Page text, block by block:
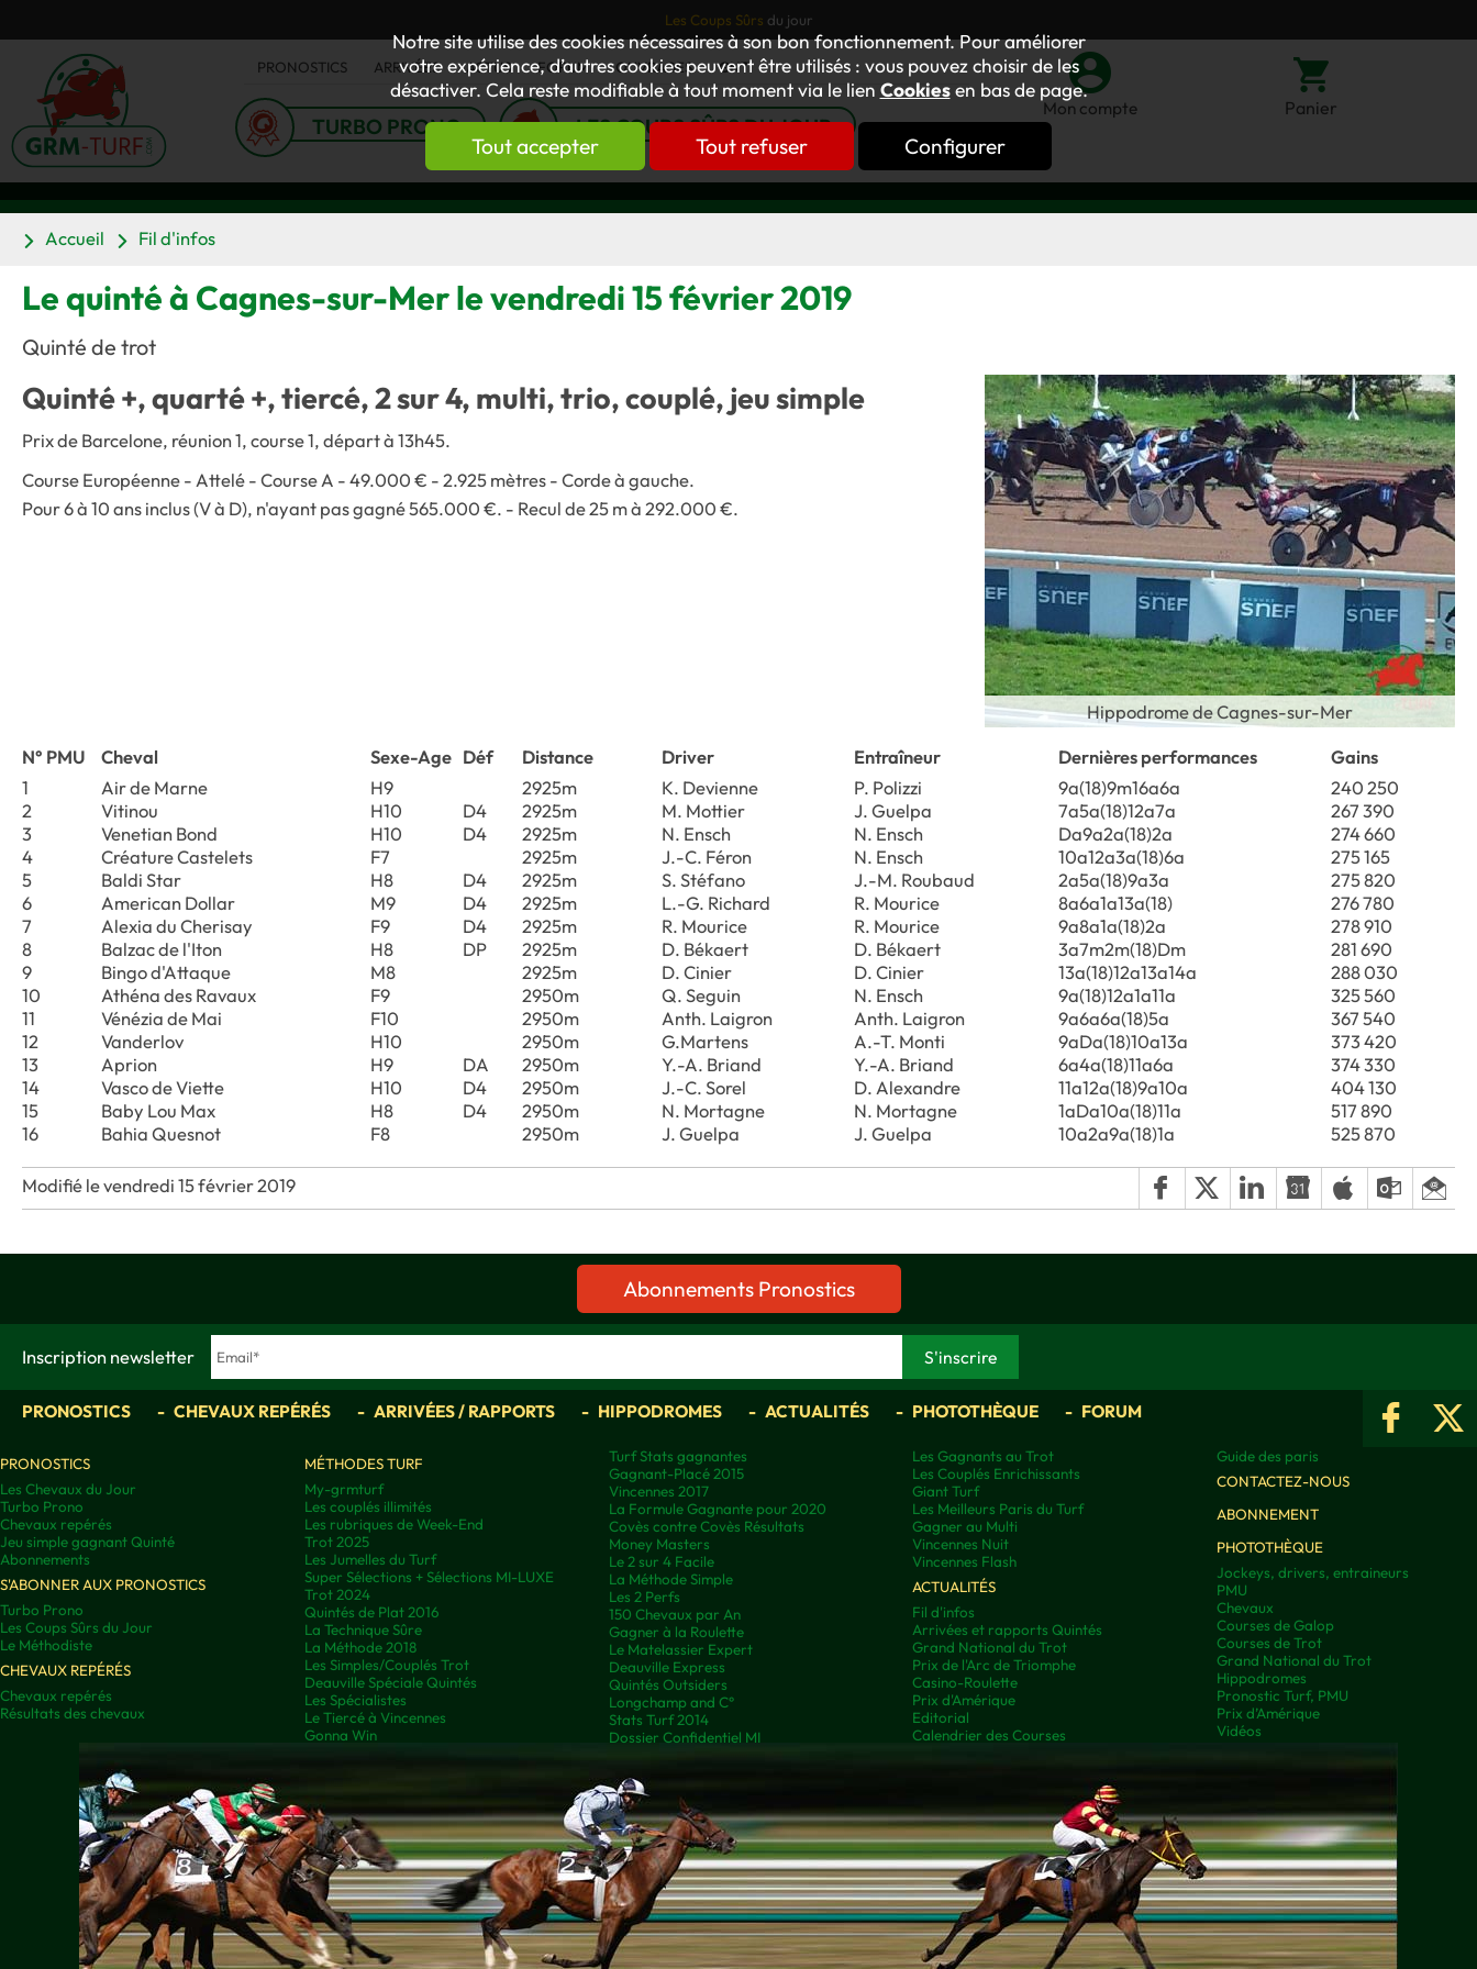
Notre site utilise des cookies nécessaires à son bon fonctionnement. Pour améliorer
votre expérience, d’autres cookies peuvent être utilisés : vous pouvez choisir de les
désactiver. Cela reste modifiable à tout moment via le lien Cookiesen bas de page.
Tout accepter Tout refuser Configurer
Les Coups Sûrs du jour
PRONOSTICS ARRIVÉES ACTUS FORUM OUVRAGES GNT
TURBO PRONO LES COUPS SÛRS DU JOUR
Mon compte Panier
Accueil Fil d'infos
Le quinté à Cagnes-sur-Mer le vendredi 15 février 2019
Quinté de trot
Hippodrome de Cagnes-sur-Mer
Quinté +, quarté +, tiercé, 2 sur 4, multi, trio, couplé, jeu simple
Prix de Barcelone, réunion 1, course 1, départ à 13h45.
Course Européenne - Attelé - Course A - 49.000 € - 2.925 mètres - Corde à gauche.
Pour 6 à 10 ans inclus (V à D), n'ayant pas gagné 565.000 €. - Recul de 25 m à 292.000 €.
N° PMU Cheval Sexe-Age Déf Distance Driver Entraîneur Dernières performances
Gains
1
Air de Marne H9 2925m K. Devienne P. Polizzi 9a(18)9m16a6a
240 250
2
Vitinou H10 D4 2925m M. Mottier J. Guelpa 7a5a(18)12a7a
267 390
3
Venetian Bond H10 D4 2925m N. Ensch N. Ensch Da9a2a(18)2a
274 660
4
Créature Castelets F7 2925m J.-C. Féron N. Ensch 10a12a3a(18)6a
275 165
5
Baldi Star H8 D4 2925m S. Stéfano J.-M. Roubaud 2a5a(18)9a3a
275 820
6
American Dollar M9 D4 2925m L.-G. Richard R. Mourice 8a6a1a13a(18)
276 780
7
Alexia du Cherisay F9 D4 2925m R. Mourice R. Mourice 9a8a1a(18)2a
278 910
8
Balzac de l'Iton H8 DP 2925m D. Békaert D. Békaert 3a7m2m(18)Dm
281 690
9
Bingo d'Attaque M8 2925m D. Cinier D. Cinier 13a(18)12a13a14a
288 030
10
Athéna des Ravaux F9 2950m Q. Seguin N. Ensch 9a(18)12a1a11a
325 560
11
Vénézia de Mai F10 2950m Anth. Laigron Anth. Laigron 9a6a6a(18)5a
367 540
12
Vanderlov H10 2950m G.Martens A.-T. Monti 9aDa(18)10a13a
373 420
13
Aprion H9 DA 2950m Y.-A. Briand Y.-A. Briand 6a4a(18)11a6a
374 330
14
Vasco de Viette H10 D4 2950m J.-C. Sorel D. Alexandre 11a12a(18)9a10a
404 130
15
Baby Lou Max H8 D4 2950m N. Mortagne N. Mortagne 1aDa10a(18)11a
517 890
16
Bahia Quesnot F8 2950m J. Guelpa J. Guelpa 10a2a9a(18)1a 525 870
Modifié le vendredi 15 février 2019
Abonnements Pronostics
Inscription newsletter
PRONOSTICS CHEVAUX REPÉRÉS ARRIVÉES / RAPPORTS HIPPODROMES ACTUALITÉS PHOTOTHÈQUE FORUM
PRONOSTICS
Les Chevaux du Jour
Turbo Prono
Chevaux repérés
Jeu simple gagnant Quinté
Abonnements
S'ABONNER AUX PRONOSTICS
Turbo Prono
Les Coups Sûrs du Jour
Le Méthodiste
CHEVAUX REPÉRÉS
Chevaux repérés
Résultats des chevaux
MÉTHODES TURF
My-grmturf
Les couplés illimités
Les rubriques de Week-End
Trot 2025
Les Jumelles du Turf
Super Sélections + Sélections MI-LUXE
Trot 2024
Quintés de Plat 2016
La Technique Sûre
La Méthode 2018
Les Simples/Couplés Trot
Deauville Spéciale Quintés
Les Spécialistes
Le Tiercé à Vincennes
Gonna Win
Turf Stats gagnantes
Gagnant-Placé 2015
Vincennes 2017
La Formule Gagnante pour 2020
Covès contre Covès Résultats
Money Masters
Le 2 sur 4 Facile
La Méthode Simple
Les 2 Perfs
150 Chevaux par An
Gagner à la Roulette
Le Matelassier Expert
Deauville Express
Quintés Outsiders
Longchamp and C°
Stats Turf 2014
Dossier Confidentiel MI
Les Gagnants au Trot
Les Couplés Enrichissants
Giant Turf
Les Meilleurs Paris du Turf
Gagner au Multi
Vincennes Nuit
Vincennes Flash
ACTUALITÉS
Fil d'infos
Arrivées et rapports Quintés
Grand National du Trot
Prix de l'Arc de Triomphe
Casino-Roulette
Prix d'Amérique
Editorial
Calendrier des Courses
Guide des paris
CONTACTEZ-NOUS
ABONNEMENT
PHOTOTHÈQUE
Jockeys, drivers, entraineurs
PMU
Chevaux
Courses de Galop
Courses de Trot
Grand National du Trot
Hippodromes
Pronostic Turf, PMU
Prix d’Amérique
Vidéos